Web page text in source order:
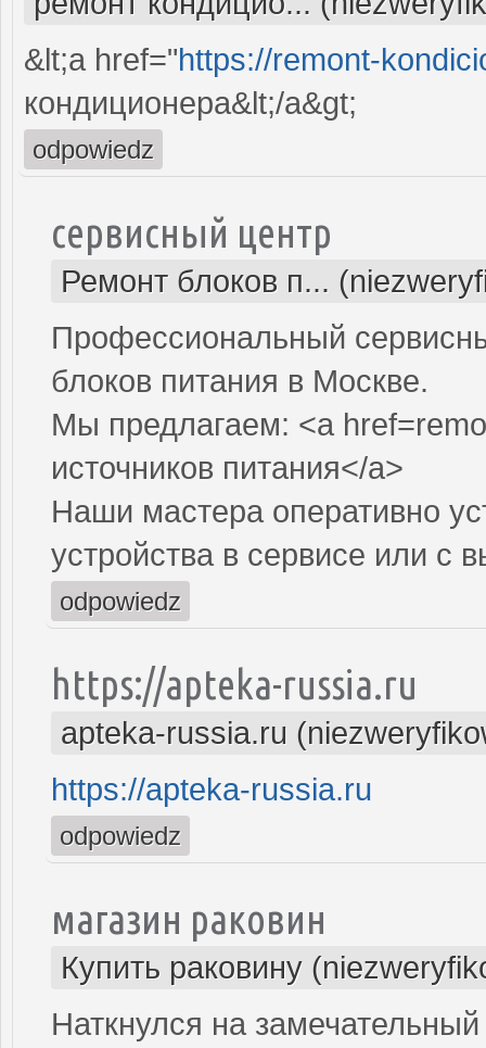
&lt;a href="https://remont-
кондиционера&lt;/a&gt;
odpowiedz
сервисный центр
Ремонт блоков п...
Профессиональный
блоков питания в Москве.
Мы предлагаем: <a
источников питания</a>
Наши мастера оперативно
устройства в сервисе или с
odpowiedz
https://apteka-russia.ru
apteka-russia.ru
https://apteka-russia.ru
odpowiedz
магазин раковин
Купить раковину
Наткнулся на